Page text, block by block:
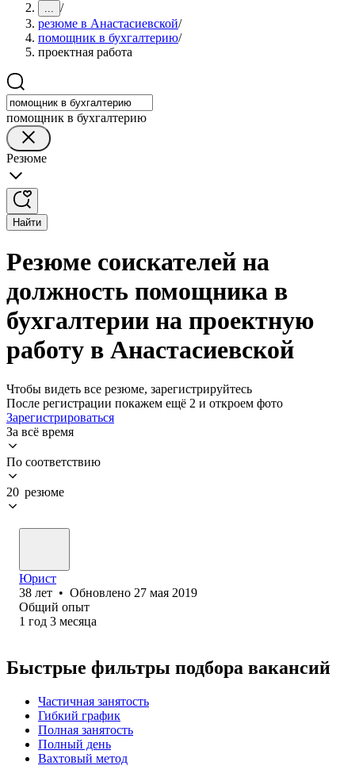
... /
резюме в Анастасиевской/
помощник в бухгалтерию/
проектная работа
помощник в бухгалтерию
Резюме
Найти
Резюме соискателей на
должность помощника в
бухгалтерии на проектную
работу в Анастасиевской
Чтобы видеть все резюме, зарегистрируйтесь
После регистрации покажем ещё 2 и откроем фото
Зарегистрироваться
За всё время
По соответствию
20 резюме
Юрист
38 лет • Обновлено 27 мая 2019
Общий опыт
1 год 3 месяца
Быстрые фильтры подбора вакансий
Частичная занятость
Гибкий график
Полная занятость
Полный день
Вахтовый метод